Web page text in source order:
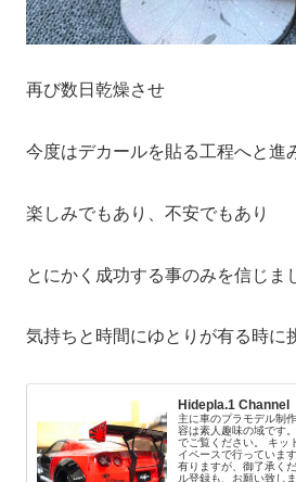
再び数日乾燥させ
今度はデカールを貼る工程へと進
楽しみでもあり、不安でもあり
とにかく成功する事のみを信じま
気持ちと時間にゆとりが有る時に
Hidepla.1 Channel
主に車のプラモデル制
容は素人趣味の域です
でご覧ください。 キッ
イペースで行っていま
有りますが、御了承く
ル登録も、お願い致し